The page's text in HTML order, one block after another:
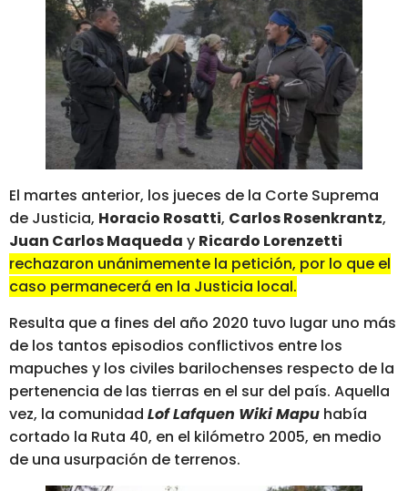
El martes anterior, los jueces de la Corte Suprema
de Justicia, Horacio Rosatti, Carlos Rosenkrantz,
Juan Carlos Maqueda y Ricardo Lorenzetti
rechazaron unánimemente la petición, por lo que el
caso permanecerá en la Justicia local.
Resulta que a fines del año 2020 tuvo lugar uno más
de los tantos episodios conflictivos entre los
mapuches y los civiles barilochenses respecto de la
pertenencia de las tierras en el sur del país. Aquella
vez, la comunidad Lof Lafquen Wiki Mapu había
cortado la Ruta 40, en el kilómetro 2005, en medio
de una usurpación de terrenos.